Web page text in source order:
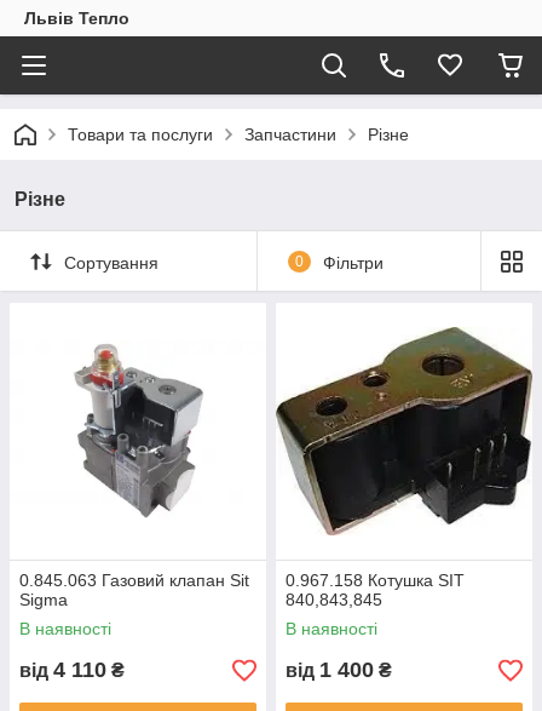
Львів Тепло
Товари та послуги Запчастини Різне
Різне
Сортування 0 Фільтри
0.845.063 Газовий клапан Sit
Sigma
В наявності
від 4 110 ₴
0.967.158 Котушка SIT
840,843,845
В наявності
від 1 400 ₴